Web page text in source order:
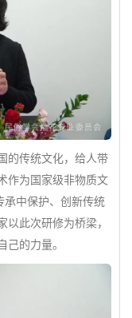
的传统文化，给人带
作为国家级非物质文
承中保护、创新传统
此次研修为桥梁，
的力量。